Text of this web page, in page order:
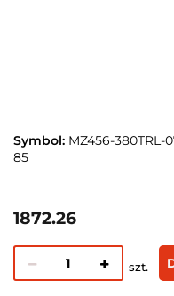
Symbol: MZ456-380TRL-
85
1872.26
szt.